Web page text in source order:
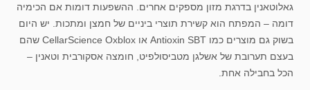
גאלוטאנין בדרגת מזון מספקים אחרים. ההשפעות דומות אם הכימיה
דומה – המפתח הוא קשירת תוצרי ביניים של חמצן ומתכות. יש היום
בשוק גם מוצרים כמו Antioxin SBT או CellarScience Oxblox שהם
בעצם תערובת של אשלגן מטביסולפיט, חומצה אסקורבית וטאנין –
הכל בחבילה אחת.